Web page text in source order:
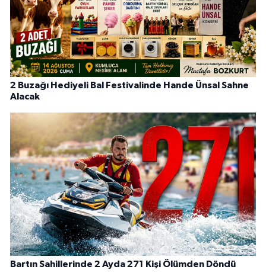
2 Buzağı Hediyeli Bal Festivalinde Hande Ünsal Sahne
Alacak
Bartın Sahillerinde 2 Ayda 271 Kişi Ölümden Döndü